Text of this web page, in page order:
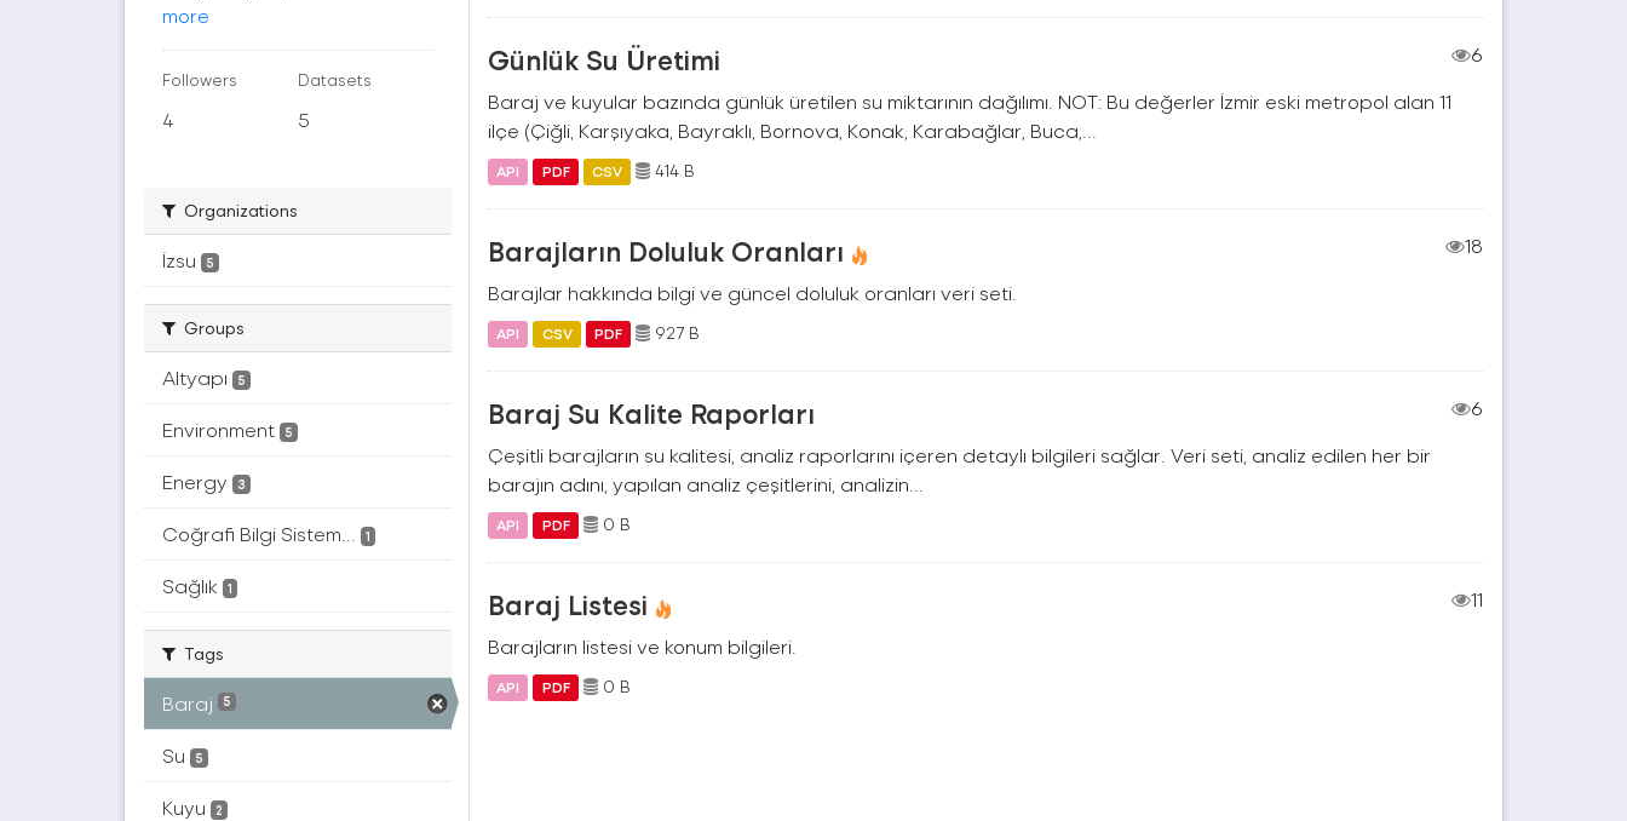
more
Followers
4
Datasets
5
Organizations
İzsu 5
Groups
Altyapı 5
Environment 5
Energy 3
Coğrafi Bilgi Sistem... 1
Sağlık 1
Tags
Baraj 5
Su 5
Kuyu 2
Günlük Su Üretimi
6
Baraj ve kuyular bazında günlük üretilen su miktarının dağılımı. NOT: Bu değerler İzmir eski metropol alan 11
ilçe (Çiğli, Karşıyaka, Bayraklı, Bornova, Konak, Karabağlar, Buca,...
API PDF CSV 414 B
Barajların Doluluk Oranları
18
Barajlar hakkında bilgi ve güncel doluluk oranları veri seti.
API CSV PDF 927 B
Baraj Su Kalite Raporları
6
Çeşitli barajların su kalitesi, analiz raporlarını içeren detaylı bilgileri sağlar. Veri seti, analiz edilen her bir
barajın adını, yapılan analiz çeşitlerini, analizin...
API PDF 0 B
Baraj Listesi
11
Barajların listesi ve konum bilgileri.
API PDF 0 B